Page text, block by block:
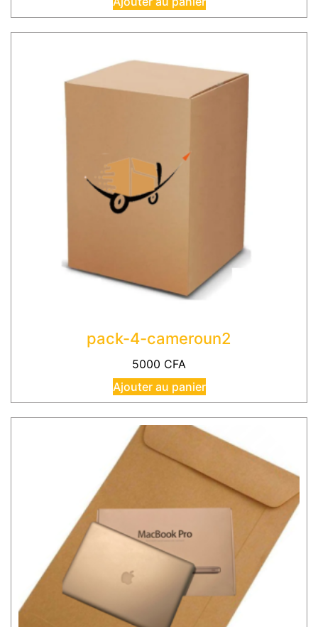
pack-4-cameroun2
5000 CFA
Ajouter au panier